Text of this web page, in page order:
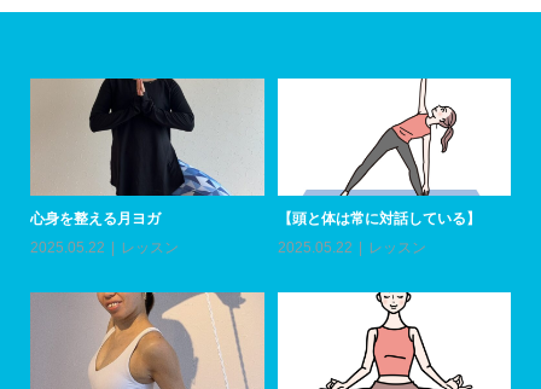
心身を整える月ヨガ
2025.05.22
レッスン
【頭と体は常に対話している】
2025.05.22
レッスン